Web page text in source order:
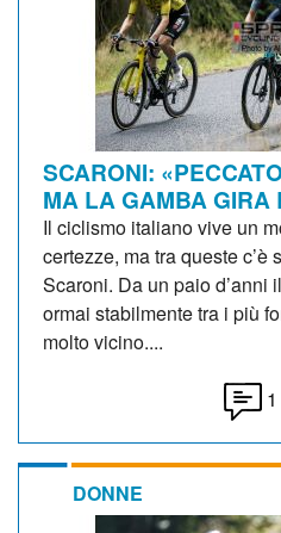
SCARONI:
MA LA GAMBA GIRA
Il ciclismo italiano vive un
certezze, ma tra queste c’è
Scaroni. Da un paio d’anni
ormai stabilmente tra i più
molto vicino....
1
DONNE